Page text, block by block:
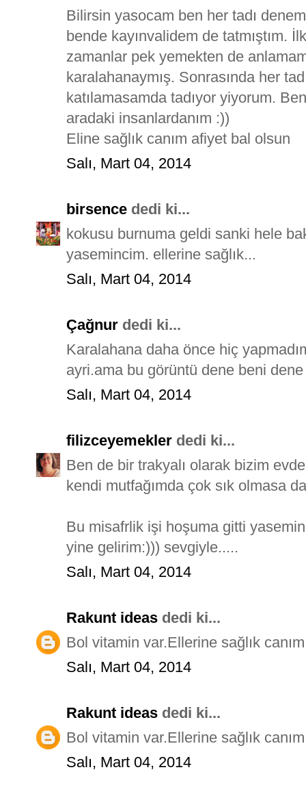
Bilirsin yasocam ben her tadı
bende kayınvalidem de tatmıştım.
zamanlar pek yemekten de
karalahanaymış. Sonrasında her
katılamasamda tadıyor yiyorum.
aradaki insanlardanım :))
Eline sağlık canım afiyet bal olsun
Salı, Mart 04, 2014
birsence dedi ki...
kokusu burnuma geldi sanki hele
yasemincim. ellerine sağlık...
Salı, Mart 04, 2014
Çağnur dedi ki...
Karalahana daha önce hiç
ayri.ama bu görüntü dene beni
Salı, Mart 04, 2014
filizceyemekler dedi ki...
Ben de bir trakyalı olarak bizim
kendi mutfağımda çok sık olmasa
Bu misafrlik işi hoşuma gitti yasemin
yine gelirim:))) sevgiyle.....
Salı, Mart 04, 2014
Rakunt ideas dedi ki...
Bol vitamin var.Ellerine sağlık
Salı, Mart 04, 2014
Rakunt ideas dedi ki...
Bol vitamin var.Ellerine sağlık
Salı, Mart 04, 2014